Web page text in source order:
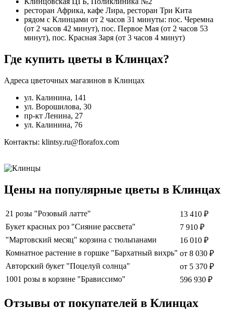
ресторан Африка, кафе Лира, ресторан Три Кита
рядом с Клинцами от 2 часов 31 минуты: пос. Черемна
(от 2 часов 42 минут), пос. Первое Мая (от 2 часов 53
минут), пос. Красная Заря (от 3 часов 4 минут)
Где купить цветы в Клинцах?
Адреса цветочных магазинов в Клинцах
ул. Калинина, 141
ул. Ворошилова, 30
пр-кт Ленина, 27
ул. Калинина, 76
Контакты: klintsy.ru@florafox.com
Цены на популярные цветы в Клинцах
21 розы "Розовый латте"
13 410 ₽
Букет красных роз "Сияние рассвета"
7 910 ₽
"Мартовский месяц" корзина с тюльпанами
16 010 ₽
Комнатное растение в горшке "Бархатный вихрь" от 8 030 ₽
Авторский букет "Поцелуй солнца"
от 5 370 ₽
1001 розы в корзине "Брависсимо"
596 930 ₽
Отзывы от покупателей в Клинцах